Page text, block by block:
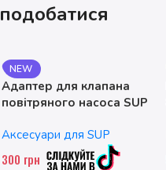
NEW
Адаптер для клапана
повітряного насоса SUP
Аксесуари для SUP
300 грн